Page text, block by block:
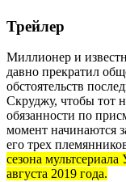
Трейлер
Миллионер и
давно прекратил
обстоятельств
Скруджу, чтобы тот
обязанности по
момент начинаются
его трех
сезона
августа 2019 года.